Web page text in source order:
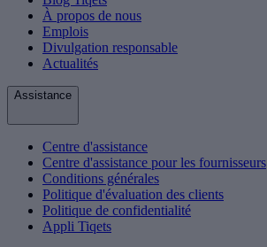
À propos de nous
Emplois
Divulgation responsable
Actualités
Assistance
Centre d'assistance
Centre d'assistance pour les fournisseurs
Conditions générales
Politique d'évaluation des clients
Politique de confidentialité
Appli Tiqets